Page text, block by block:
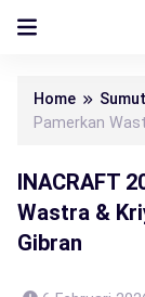
Home Sumut
Pamerkan
INACRAFT
Wastra &
Gibran